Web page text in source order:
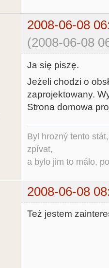
2008-06-08
(2008-06-08
Ja się piszę.
Jeżeli chodzi o
zaprojektowany.
Strona domowa
Byl hrozný tento
zpívat,
a bylo jim to málo,
2008-06-08
Też jestem